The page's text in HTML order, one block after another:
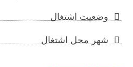
وضعیت اشتغال
شهر محل اشتغال